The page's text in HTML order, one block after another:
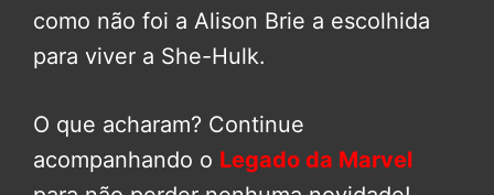
como não foi a Alison Brie a escolhida
para viver a She-Hulk.
O que acharam? Continue
acompanhando o Legado da Marvel